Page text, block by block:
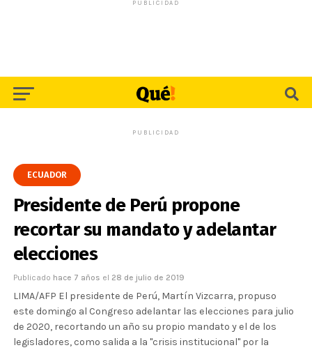
PUBLICIDAD
PUBLICIDAD
ECUADOR
Presidente de Perú propone
recortar su mandato y adelantar
elecciones
Publicado hace 7 años el 28 de julio de 2019
LIMA/AFP El presidente de Perú, Martín Vizcarra, propuso
este domingo al Congreso adelantar las elecciones para julio
de 2020, recortando un año su propio mandato y el de los
legisladores, como salida a la "crisis institucional" por la